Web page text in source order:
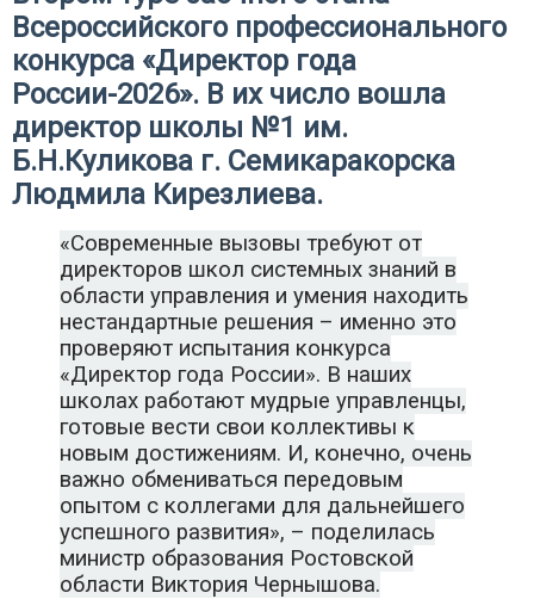
Всероссийского профессионального
конкурса «Директор года
России-2026». В их число вошла
директор школы №1 им.
Б.Н.Куликова г. Семикаракорска
Людмила Кирезлиева.
«Современные вызовы требуют от
директоров школ системных знаний в
области управления и умения находить
нестандартные решения – именно это
проверяют испытания конкурса
«Директор года России». В наших
школах работают мудрые управленцы,
готовые вести свои коллективы к
новым достижениям. И, конечно, очень
важно обмениваться передовым
опытом с коллегами для дальнейшего
успешного развития», – поделилась
министр образования Ростовской
области Виктория Чернышова.